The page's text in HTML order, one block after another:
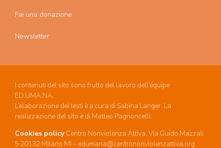
Fai una donazione
Newsletter
I contenuti del sito sono frutto del lavoro dell’équipe
ED.UMA.NA.
L’elaborazione dei testi è a cura di Sabina Langer. La
realizzazione del sito è di Matteo Pagnoncelli.
Cookies policyCentro Nonviolenza Attiva. Via Guido Mazzali
5 20132 Milano MI – edumana@centrononviolenzattiva.org